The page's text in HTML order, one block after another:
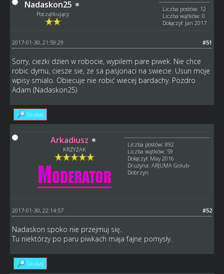
Nadaskon25
Początkujący
Liczba postów: 12
Liczba wątków: 0
Dołączył: Jan 2017
#51
2017-01-30, 21:59:29
Sorry, ciezki dzien w robocie, wypilem pare piwek. Nie chce
robic dymu, ciesze sie, ze sa pasjonaci na swiecie. Usun moje
wpisy smialo. Obiecuje nie robić wiecej bardachy. Pozdro
Adam (Nadaskon25)
Szukaj
Arkadiusz
KRZYZAK
Liczba postów: 892
Liczba wątków: 59
Dołączył: May 2016
Drużyna: ARJUMA Golub-
Dobrzyn
#52
2017-01-30, 22:14:57
Nadaskon spoko nie przejmuj się.
Tu niektórzy po paru piwkach maja fajne pomysły.
Szukaj